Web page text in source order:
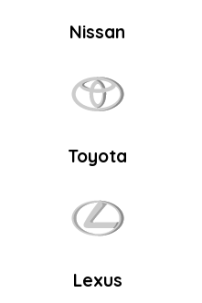
Nissan
Toyota
Lexus